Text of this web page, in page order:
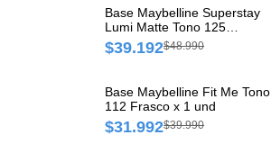
Base Maybelline Superstay
Lumi Matte Tono 125
Empaque x 1 und
$39.192$48.990
Base Maybelline Fit Me Tono
112 Frasco x 1 und
$31.992$39.990